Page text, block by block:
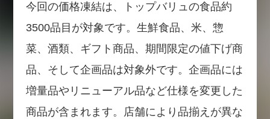
今回の価格凍結は、トップバリュの食品約
3500品目が対象です。生鮮食品、米、惣
菜、酒類、ギフト商品、期間限定の値下げ商
品、そして企画品は対象外です。企画品には
増量品やリニューアル品など仕様を変更した
商品が含まれます。店舗により品揃えが異な